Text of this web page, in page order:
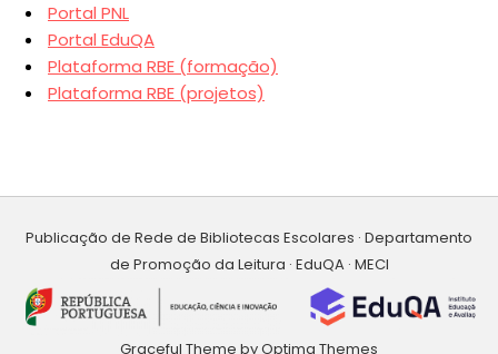
Portal PNL
Portal EduQA
Plataforma RBE (formação)
Plataforma RBE (projetos)
Publicação de Rede de Bibliotecas Escolares · Departamento
de Promoção da Leitura · EduQA · MECI
Graceful Theme byOptima Themes